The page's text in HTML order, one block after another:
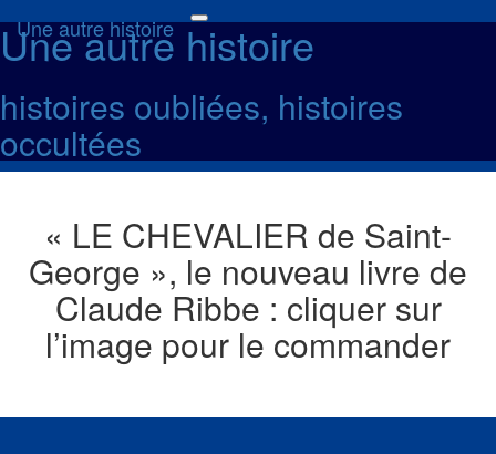
Toggle
navigation
Une autre histoire
Une autre histoire
histoires oubliées, histoires
occultées
« LE CHEVALIER de Saint-
George », le nouveau livre de
Claude Ribbe : cliquer sur
l’image pour le commander